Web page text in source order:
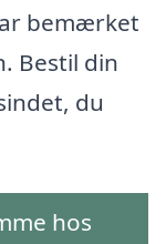
bemærket
Bestil din
du
hos